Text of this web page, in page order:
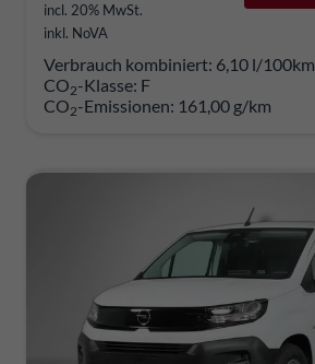
incl. 20% MwSt.
inkl. NoVA
Verbrauch kombiniert: 6,10 l/100km
CO2-Klasse: F
CO2-Emissionen: 161,00 g/km